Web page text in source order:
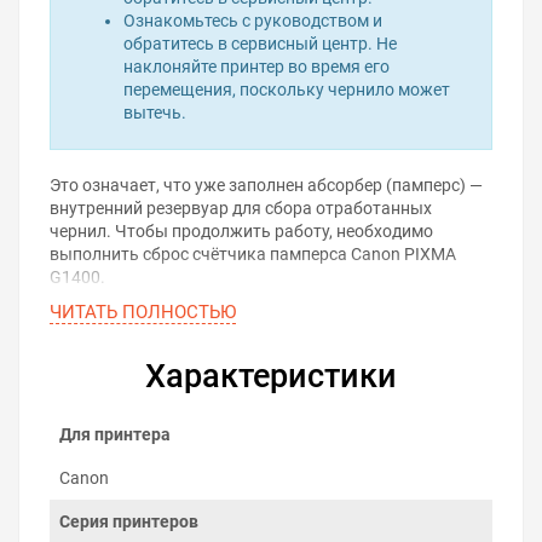
Ознакомьтесь с руководством и
обратитесь в сервисный центр. Не
наклоняйте принтер во время его
перемещения, поскольку чернило может
вытечь.
Это означает, что уже заполнен абсорбер (памперс) —
внутренний резервуар для сбора отработанных
чернил. Чтобы продолжить работу, необходимо
выполнить сброс счётчика памперса Canon PIXMA
G1400.
Проблема решается с помощью программы для сброса
рабочее состояние — без вскрытия корпуса и визита в
Скачать программу для
ЧИТАТЬ ПОЛНОСТЬЮ
Характеристики
Для принтера
Canon
Серия принтеров